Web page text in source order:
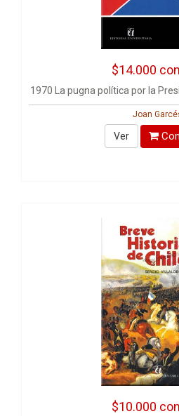
$14.000
1970 La pugna política por la
Joan
Ver
$10.000